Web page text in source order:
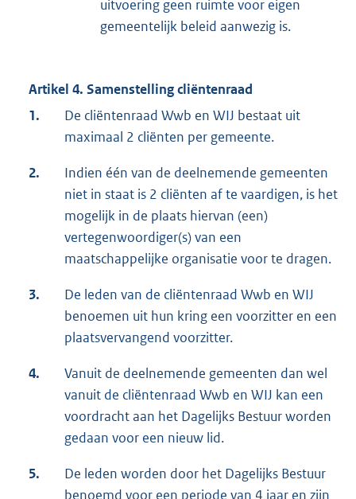
uitvoering geen ruimte voor eigen
gemeentelijk beleid aanwezig is.
Artikel 4. Samenstelling cliëntenraad
1.
De cliëntenraad Wwb en WIJ bestaat uit
maximaal 2 cliënten per gemeente.
2.
Indien één van de deelnemende gemeenten
niet in staat is 2 cliënten af te vaardigen, is het
mogelijk in de plaats hiervan (een)
vertegenwoordiger(s) van een
maatschappelijke organisatie voor te dragen.
3.
De leden van de cliëntenraad Wwb en WIJ
benoemen uit hun kring een voorzitter en een
plaatsvervangend voorzitter.
4.
Vanuit de deelnemende gemeenten dan wel
vanuit de cliëntenraad Wwb en WIJ kan een
voordracht aan het Dagelijks Bestuur worden
gedaan voor een nieuw lid.
5.
De leden worden door het Dagelijks Bestuur
benoemd voor een periode van 4 jaar en zijn